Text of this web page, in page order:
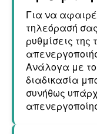
Για να
τηλεόρασή
ρυθμίσεις
Ανάλογα με το
διαδικασία
συνήθως